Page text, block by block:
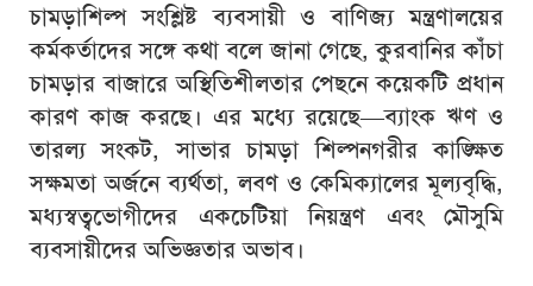
চামড়াশিল্প সংশ্লিষ্ট ব্যবসায়ী ও বাণিজ্য মন্ত্রণালয়ের
কর্মকর্তাদের সঙ্গে কথা বলে জানা গেছে, কুরবানির কাঁচা
চামড়ার বাজারে অস্থিতিশীলতার পেছনে কয়েকটি প্রধান
কারণ কাজ করছে। এর মধ্যে রয়েছে—ব্যাংক ঋণ ও
তারল্য সংকট, সাভার চামড়া শিল্পনগরীর কাঙ্ক্ষিত
সক্ষমতা অর্জনে ব্যর্থতা, লবণ ও কেমিক্যালের মূল্যবৃদ্ধি,
মধ্যস্বত্বভোগীদের একচেটিয়া নিয়ন্ত্রণ এবং মৌসুমি
ব্যবসায়ীদের অভিজ্ঞতার অভাব।